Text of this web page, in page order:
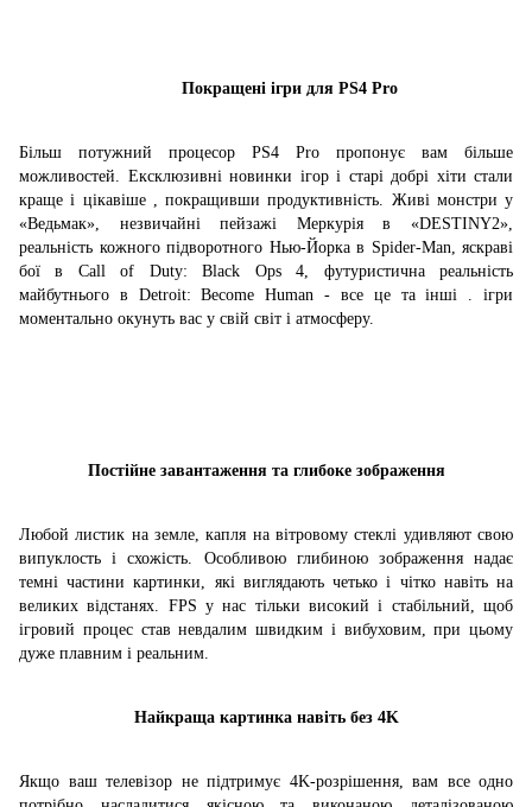
Покращені ігри для PS4 Pro
Більш потужний процесор PS4 Pro пропонує вам більше
можливостей. Ексклюзивні новинки ігор і старі добрі хіти стали
краще і цікавіше
покращивши продуктивність. Живі монстри у
«Ведьмак», незвичайні пейзажі Меркурія в «DESTINY2»,
реальність кожного підворотного Нью-Йорка в Spider-Man, яскраві
бої в Call of Duty: Black Ops 4, футуристична реальність
майбутнього в Detroit: Become Human - все це та інші . ігри
моментально окунуть вас у свій світ і атмосферу.
Постійне завантаження та глибоке зображення
Любой листик на земле, капля на вітровому стеклі удивляют свою
випуклость і схожість. Особливою глибиною зображення надає
темні частини картинки, які виглядають четько і чітко навіть на
великих відстанях. FPS у нас тільки високий і стабільний, щоб
ігровий процес став невдалим швидким і вибуховим, при цьому
дуже плавним і реальним.
Найкраща картинка навіть без 4K
Якщо ваш телевізор не підтримує 4K-розрішення, вам все одно